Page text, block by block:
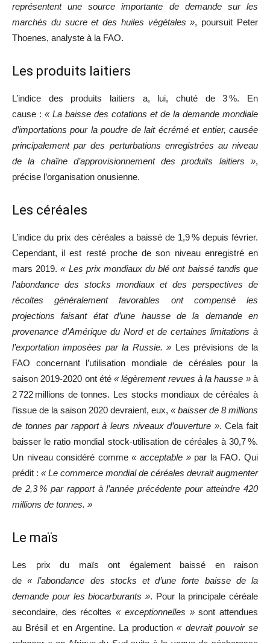
représentent une source importante de demande sur les
marchés du sucre et des huiles végétales », poursuit Peter
Thoenes, analyste à la FAO.
Les produits laitiers
L’indice des produits laitiers a, lui, chuté de 3 %. En
cause : « La baisse des cotations et de la demande mondiale
d’importations pour la poudre de lait écrémé et entier, causée
principalement par des perturbations enregistrées au niveau
de la chaîne d’approvisionnement des produits laitiers »,
précise l’organisation onusienne.
Les céréales
L’indice du prix des céréales a baissé de 1,9 % depuis février.
Cependant, il est resté proche de son niveau enregistré en
mars 2019.« Les prix mondiaux du blé ont baissé tandis que
l’abondance des stocks mondiaux et des perspectives de
récoltes généralement favorables ont compensé les
projections faisant état d’une hausse de la demande en
provenance d’Amérique du Nord et de certaines limitations à
l’exportation imposées par la Russie. » Les prévisions de la
FAO concernant l’utilisation mondiale de céréales pour la
saison 2019-2020 ont été« légèrement revues à la hausse »à
2 722 millions de tonnes. Les stocks mondiaux de céréales à
l’issue de la saison 2020 devraient, eux, « baisser de 8 millions
de tonnes par rapport à leurs niveaux d’ouverture ». Cela fait
baisser le ratio mondial stock-utilisation de céréales à 30,7 %.
Un niveau considéré comme« acceptable »par la FAO. Qui
prédit : « Le commerce mondial de céréales devrait augmenter
de 2,3 % par rapport à l’année précédente pour atteindre 420
millions de tonnes. »
Le maïs
Les prix du maïs ont également baissé en raison
de« l’abondance des stocks et d’une forte baisse de la
demande pour les biocarburants ». Pour la principale céréale
secondaire, des récoltes« exceptionnelles »sont attendues
au Brésil et en Argentine. La production« devrait pouvoir se